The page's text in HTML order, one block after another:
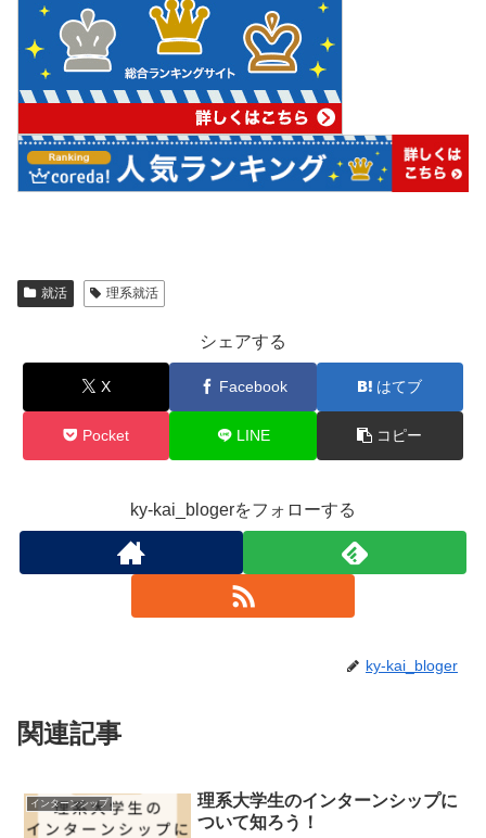
就活 理系就活
シェアする
X Facebook はてブ
Pocket LINE コピー
ky-kai_blogerをフォローする
ky-kai_bloger
関連記事
インターンシップ
理系大学生のインターンシップに
ついて知ろう！